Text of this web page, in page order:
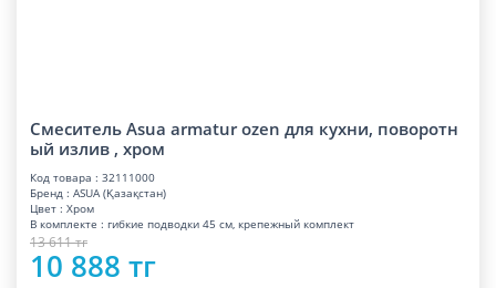
Смеситель Asua armatur ozen для кухни, поворотн
ый излив , хром
Код товара : 32111000
Бренд : ASUA (Қазақстан)
Цвет : Хром
В комплекте : гибкие подводки 45 см, крепежный комплект
13 611 тг
10 888 тг